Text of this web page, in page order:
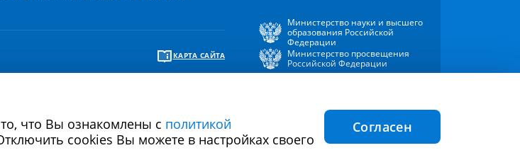
КАРТА САЙТА
Министерство науки и высшего
образования Российской
Федерации
Министерство просвещения
Российской Федерации
персональных
данных
Политика использования файлов
cookie
Согласие на обработку персональных
что Вы ознакомлены с политикой
cookies Вы можете в настройках своего
Согласен